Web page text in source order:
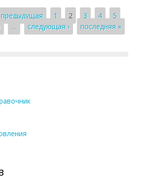
предыдущая 1 2 3 4
5
… следующая › последняя »